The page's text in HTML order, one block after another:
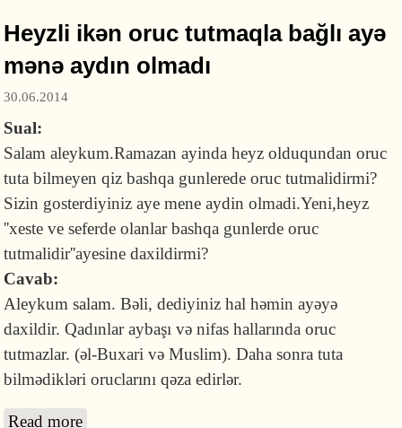
Heyzli ikən oruc tutmaqla bağlı ayə
mənə aydın olmadı
30.06.2014
Sual:
Salam aleykum.Ramazan ayinda heyz olduqundan oruc
tuta bilmeyen qiz bashqa gunlerede oruc tutmalidirmi?
Sizin gosterdiyiniz aye mene aydin olmadi.Yeni,heyz
''xeste ve seferde olanlar bashqa gunlerde oruc
tutmalidir''ayesine daxildirmi?
Cavab:
Aleykum salam. Bəli, dediyiniz hal həmin ayəyə
daxildir. Qadınlar aybaşı və nifas hallarında oruc
tutmazlar. (əl-Buxari və Muslim). Daha sonra tuta
bilmədikləri oruclarını qəza edirlər.
Read more